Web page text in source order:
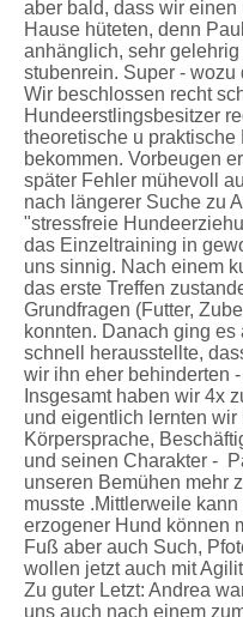
aber bald, dass wir
Hause hüteten, denn
anhänglich, sehr
stubenrein. Super -
Wir beschlossen recht
Hundeerstlingsbesitzer
theoretische u
bekommen. Vorbeugen
später Fehler mühevoll
nach längerer Suche zu
"stressfreie
das Einzeltraining in
uns sinnig. Nach einem
das erste Treffen
Grundfragen (Futter,
konnten. Danach ging
schnell herausstellte,
wir ihn eher behinderten
Insgesamt haben wir 4x
und eigentlich lernten
Körpersprache,
und seinen Charakter -
unseren Bemühen mehr
musste .Mittlerweile
erzogener Hund können
Fuß aber auch Such,
wollen jetzt auch mit
Zu guter Letzt: Andrea
uns auch nach einem